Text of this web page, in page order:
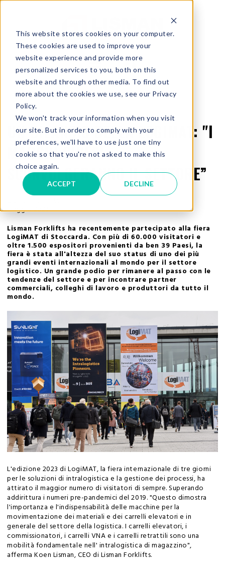
This website stores cookies on your computer.
These cookies are used to improve your
website experience and provide more
personalized services to you, both on this
website and through other media. To find out
more about the cookies we use, see our Privacy
Policy.
We won't track your information when you visit
our site. But in order to comply with your
preferences, we'll have to use just one tiny
cookie so that you're not asked to make this
choice again.
ACCEPT DECLINE
UN BILANCIO DELLA LOGIMAT: "I
MARCHI CINESI
SCONVOLGERANNO IL SETTORE”
maggio 2023
Lisman Forklifts ha recentemente partecipato alla fiera
LogiMAT di Stoccarda. Con più di 60.000 visitatori e
oltre 1.500 espositori provenienti da ben 39 Paesi, la
fiera è stata all'altezza del suo status di uno dei più
grandi eventi internazionali al mondo per il settore
logistico. Un grande podio per rimanere al passo con le
tendenze del settore e per incontrare partner
commerciali, colleghi di lavoro e produttori da tutto il
mondo.
L'edizione 2023 di LogiMAT, la fiera internazionale di tre giorni
per le soluzioni di intralogistica e la gestione dei processi, ha
attirato il maggior numero di visitatori di sempre. Superando
addirittura i numeri pre-pandemici del 2019. "Questo dimostra
l'importanza e l'indispensabilità delle macchine per la
movimentazione dei materiali e dei carrelli elevatori e in
generale del settore della logistica. I carrelli elevatori, i
commissionatori, i carrelli VNA e i carrelli retrattili sono una
mobilità fondamentale nell' intralogistica di magazzino",
afferma Koen Lisman, CEO di Lisman Forklifts.